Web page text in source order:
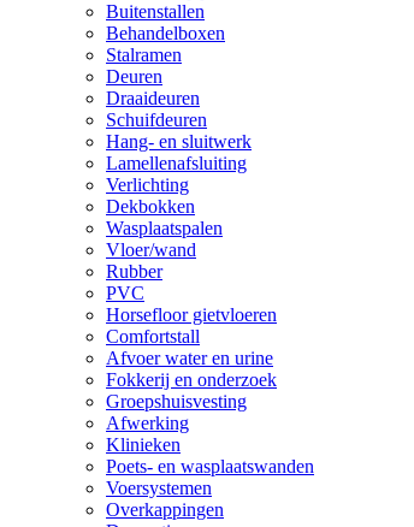
Buitenstallen
Behandelboxen
Stalramen
Deuren
Draaideuren
Schuifdeuren
Hang- en sluitwerk
Lamellenafsluiting
Verlichting
Dekbokken
Wasplaatspalen
Vloer/wand
Rubber
PVC
Horsefloor gietvloeren
Comfortstall
Afvoer water en urine
Fokkerij en onderzoek
Groepshuisvesting
Afwerking
Klinieken
Poets- en wasplaatswanden
Voersystemen
Overkappingen